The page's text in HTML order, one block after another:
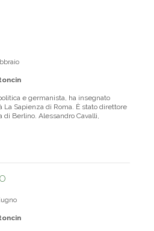
e germanista, ha insegnato
La Sapienza di Roma. È stato direttore
Berlino. Alessandro Cavalli,